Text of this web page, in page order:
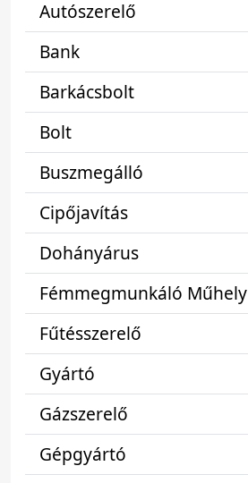
Autószerelő
Bank
Barkácsbolt
Bolt
Buszmegálló
Cipőjavítás
Dohányárus
Fémmegmunkáló Műhely
Fűtésszerelő
Gyártó
Gázszerelő
Gépgyártó